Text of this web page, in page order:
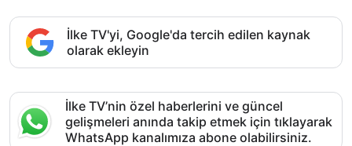
İlke TV'yi, Google'da tercih edilen kaynak
olarak ekleyin
İlke TV’nin özel haberlerini ve güncel
gelişmeleri anında takip etmek için tıklayarak
WhatsApp kanalımıza abone olabilirsiniz.